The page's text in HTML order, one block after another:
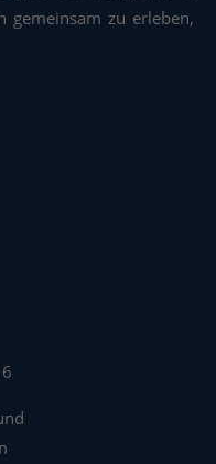
gemeinsam zu erleben,